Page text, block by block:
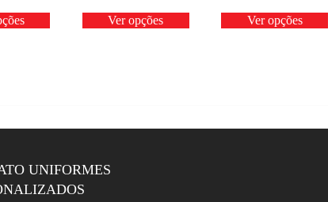
Ver opções Ver opções
UNIFORMES